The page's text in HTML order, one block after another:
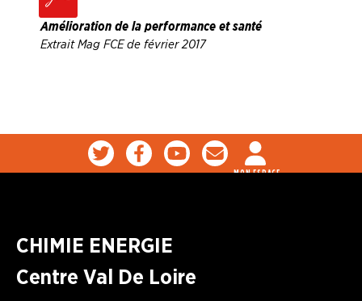
Amélioration de la performance et santé
Extrait Mag FCE de février 2017
MON ESPACE
CHIMIE ENERGIE
Centre Val De Loire